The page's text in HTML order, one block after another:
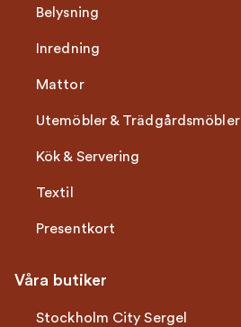
Belysning
Inredning
Mattor
Utemöbler & Trädgårdsmöbler
Kök & Servering
Textil
Presentkort
Våra butiker
Stockholm City Sergel